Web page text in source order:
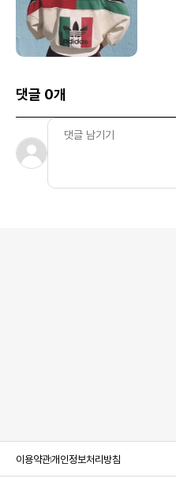
댓글 0개
이용약관개인정보처리방침